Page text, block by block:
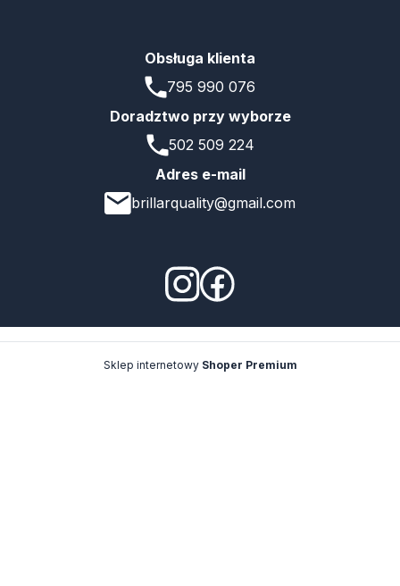
Obsługa klienta
795 990 076
Doradztwo przy wyborze
502 509 224
Adres e-mail
brillarquality@gmail.com
Sklep internetowy Shoper Premium